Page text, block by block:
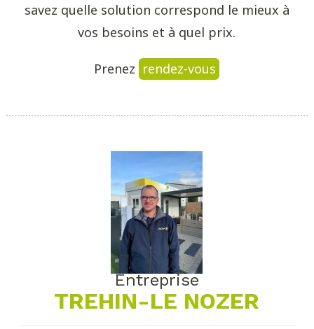
savez quelle solution correspond le mieux à
vos besoins et à quel prix.
Prenez rendez-vous
Entreprise
TREHIN-LE NOZER